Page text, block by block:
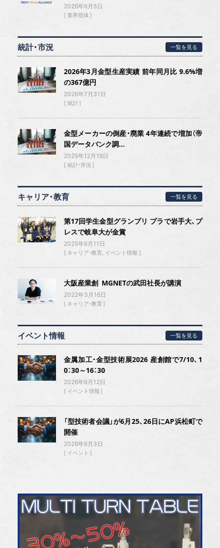
2026年6月5日
業界団体
統計・市況 一覧を見る
2026年3月金型生産実績 前年同月比 9.6%増
の367億円
2026年7月31日
統計
金型メーカーの倒産・廃業 4年連続で増加（帝
国データバンク調...
2025年12月19日
統計・市況
キャリア・教育 一覧を見る
第17回学生金型グランプリ プラで岩手大、プ
レスで岐阜大が金賞
2025年6月11日
キャリア・教育 イベント情報
大阪産業創 MGNETの武田社長が講演
2022年3月16日
キャリア・教育
イベント情報 一覧を見る
金属加工・金型技術展2026 産創館で7/10、1
0：30～16：30
2026年6月12日
イベント情報
「型技術者会議」が6月25、26日にAP浜松町で
開催
2026年6月3日
イベント